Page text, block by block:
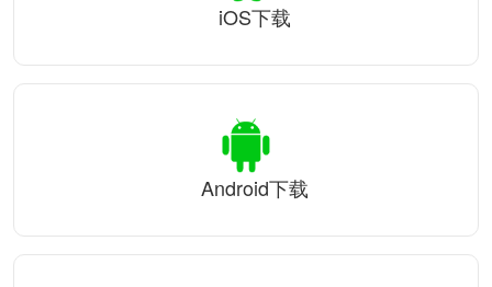
iOS下载
Android下载